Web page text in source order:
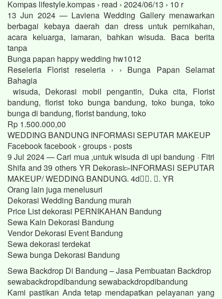
Kompas lifestyle.kompas › read › 2024/06/13 › 10 r
13 Jun 2024 — Laviena Wedding Gallery menawarkan
berbagai kebaya daerah dan dress untuk pernikahan,
acara keluarga, lamaran, bahkan wisuda. Baca berita
tanpa
Bunga papan happy wedding hw1012
Reseleria Florist reseleria › › Bunga Papan Selamat
Bahagia
wisuda, Dekorasi mobil pengantin, Duka cita, Florist
bandung, florist toko bunga bandung, toko bunga, toko
bunga di bandung, florist bandung, toko
Rp 1.500.000,00
WEDDING BANDUNG INFORMASI SEPUTAR MAKEUP
Facebook facebook › groups › posts
9 Jul 2024 — Cari mua ,untuk wisuda di upi bandung · Fitri
Shifa and 39 others YR Dekorasi▻INFORMASI SEPUTAR
MAKEUP/ WEDDING BANDUNG. 4d󰞋󱟠. 󰟝. YR
Orang lain juga menelusuri
Dekorasi Wedding Bandung murah
Price List dekorasi PERNIKAHAN Bandung
Sewa Kain Dekorasi Bandung
Vendor Dekorasi Event Bandung
Sewa dekorasi terdekat
Sewa bunga Dekorasi Bandung
Sewa Backdrop Di Bandung – Jasa Pembuatan Backdrop
sewabackdropdibandung sewabackdropdibandung
Kami pastikan Anda tetap mendapatkan pelayanan yang